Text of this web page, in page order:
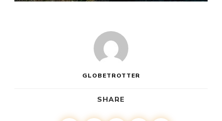
GLOBETROTTER
SHARE